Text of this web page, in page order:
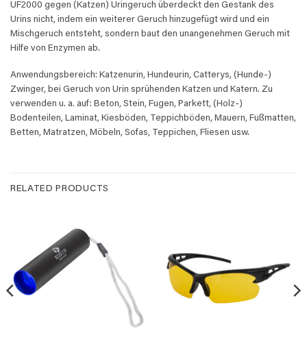
UF2000 gegen (Katzen) Uringeruch überdeckt den Gestank des
Urins nicht, indem ein weiterer Geruch hinzugefügt wird und ein
Mischgeruch entsteht, sondern baut den unangenehmen Geruch mit
Hilfe von Enzymen ab.
Anwendungsbereich: Katzenurin, Hundeurin, Catterys, (Hunde-)
Zwinger, bei Geruch von Urin sprühenden Katzen und Katern. Zu
verwenden u. a. auf: Beton, Stein, Fugen, Parkett, (Holz-)
Bodenteilen, Laminat, Kiesböden, Teppichböden, Mauern, Fußmatten,
Betten, Matratzen, Möbeln, Sofas, Teppichen, Fliesen usw.
RELATED PRODUCTS